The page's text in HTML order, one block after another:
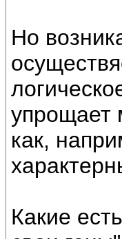
Но
упрощает
как,
Какие